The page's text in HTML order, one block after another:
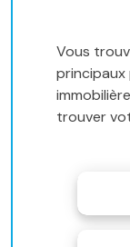
Vous
trouver